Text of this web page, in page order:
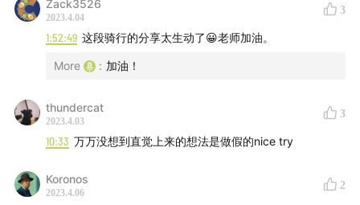
Zack3526
2023.4.04
3
1:52:49 这段骑行的分享太生动了😀老师加油。
More : 加油！
thundercat
2023.4.03
3
10:33 万万没想到直觉上来的想法是做假的nice try
Koronos
2023.4.06
2